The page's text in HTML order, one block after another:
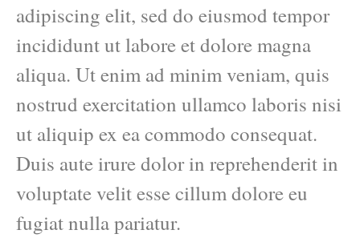
adipiscing elit, sed do eiusmod tempor
incididunt ut labore et dolore magna
aliqua. Ut enim ad minim veniam, quis
nostrud exercitation ullamco laboris nisi
ut aliquip ex ea commodo consequat.
Duis aute irure dolor in reprehenderit in
voluptate velit esse cillum dolore eu
fugiat nulla pariatur.